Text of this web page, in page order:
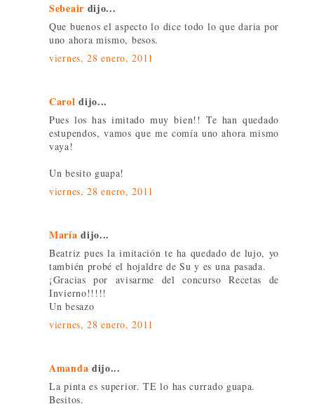
Sebeair dijo...
Que buenos el aspecto lo dice todo lo que daria por
uno ahora mismo, besos.
viernes, 28 enero, 2011
Carol dijo...
Pues los has imitado muy bien!! Te han quedado
estupendos, vamos que me comía uno ahora mismo
vaya!
Un besito guapa!
viernes, 28 enero, 2011
María dijo...
Beatriz pues la imitación te ha quedado de lujo, yo
también probé el hojaldre de Su y es una pasada.
¡Gracias por avisarme del concurso Recetas de
Invierno!!!!!
Un besazo
viernes, 28 enero, 2011
Amanda dijo...
La pinta es superior. TE lo has currado guapa.
Besitos.